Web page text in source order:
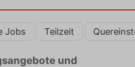
Jobs Teilzeit
und